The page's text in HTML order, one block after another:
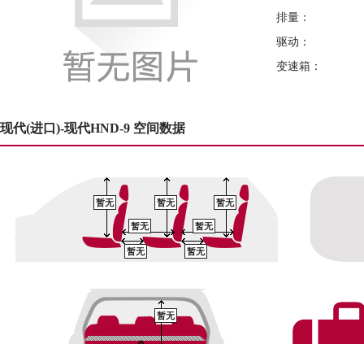
排量：
驱动：
变速箱：
现代(进口)-现代HND-9 空间数据
暂无 暂无 暂无
暂无
暂无 暂无
暂无
暂无